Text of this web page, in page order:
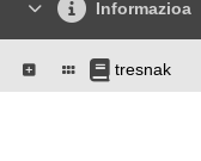
Informazioa
tresnak